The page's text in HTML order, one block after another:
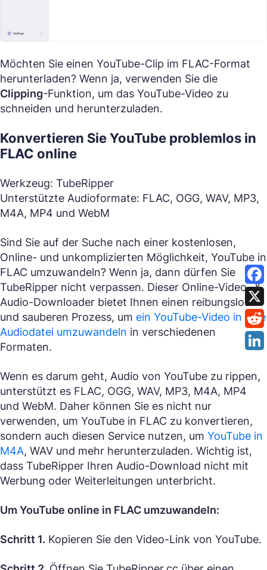
Möchten Sie einen YouTube-Clip im FLAC-Format
herunterladen? Wenn ja, verwenden Sie die
Clipping-Funktion, um das YouTube-Video zu
schneiden und herunterzuladen.
Konvertieren Sie YouTube problemlos in
FLAC online
Werkzeug: TubeRipper
Unterstützte Audioformate: FLAC, OGG, WAV, MP3,
M4A, MP4 und WebM
Sind Sie auf der Suche nach einer kostenlosen,
Online- und unkomplizierten Möglichkeit, YouTube in
FLAC umzuwandeln? Wenn ja, dann dürfen Sie
TubeRipper nicht verpassen. Dieser Online-Video- &
Audio-Downloader bietet Ihnen einen reibungslosen
und sauberen Prozess, um ein YouTube-Video in eine
Audiodatei umzuwandeln in verschiedenen
Formaten.
Wenn es darum geht, Audio von YouTube zu rippen,
unterstützt es FLAC, OGG, WAV, MP3, M4A, MP4
und WebM. Daher können Sie es nicht nur
verwenden, um YouTube in FLAC zu konvertieren,
sondern auch diesen Service nutzen, um YouTube in
M4A, WAV und mehr herunterzuladen. Wichtig ist,
dass TubeRipper Ihren Audio-Download nicht mit
Werbung oder Weiterleitungen unterbricht.
Um YouTube online in FLAC umzuwandeln:
Schritt 1. Kopieren Sie den Video-Link von YouTube.